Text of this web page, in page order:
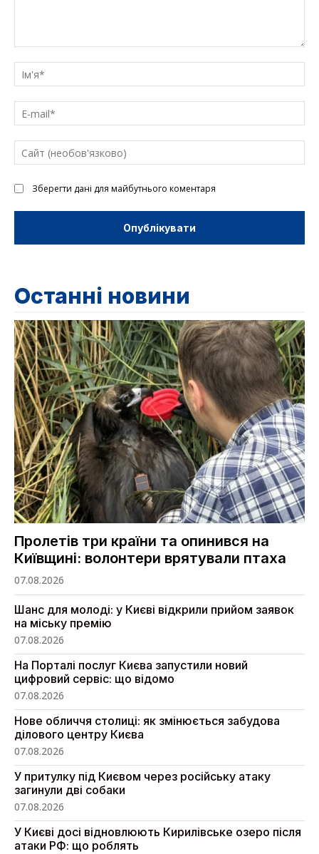
текст
Зберегти дані для майбутнього коментаря
Останні новини
Пролетів три країни та опинився на
Київщині: волонтери врятували птаха
07.08.2026
Шанс для молоді: у Києві відкрили прийом заявок
на міську премію
07.08.2026
На Порталі послуг Києва запустили новий
цифровий сервіс: що відомо
07.08.2026
Нове обличчя столиці: як змінюється забудова
ділового центру Києва
07.08.2026
У притулку під Києвом через російську атаку
загинули дві собаки
07.08.2026
У Києві досі відновлюють Кирилівське озеро після
атаки РФ: що роблять